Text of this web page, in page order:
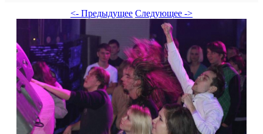
<- Предыдущее Следующее ->